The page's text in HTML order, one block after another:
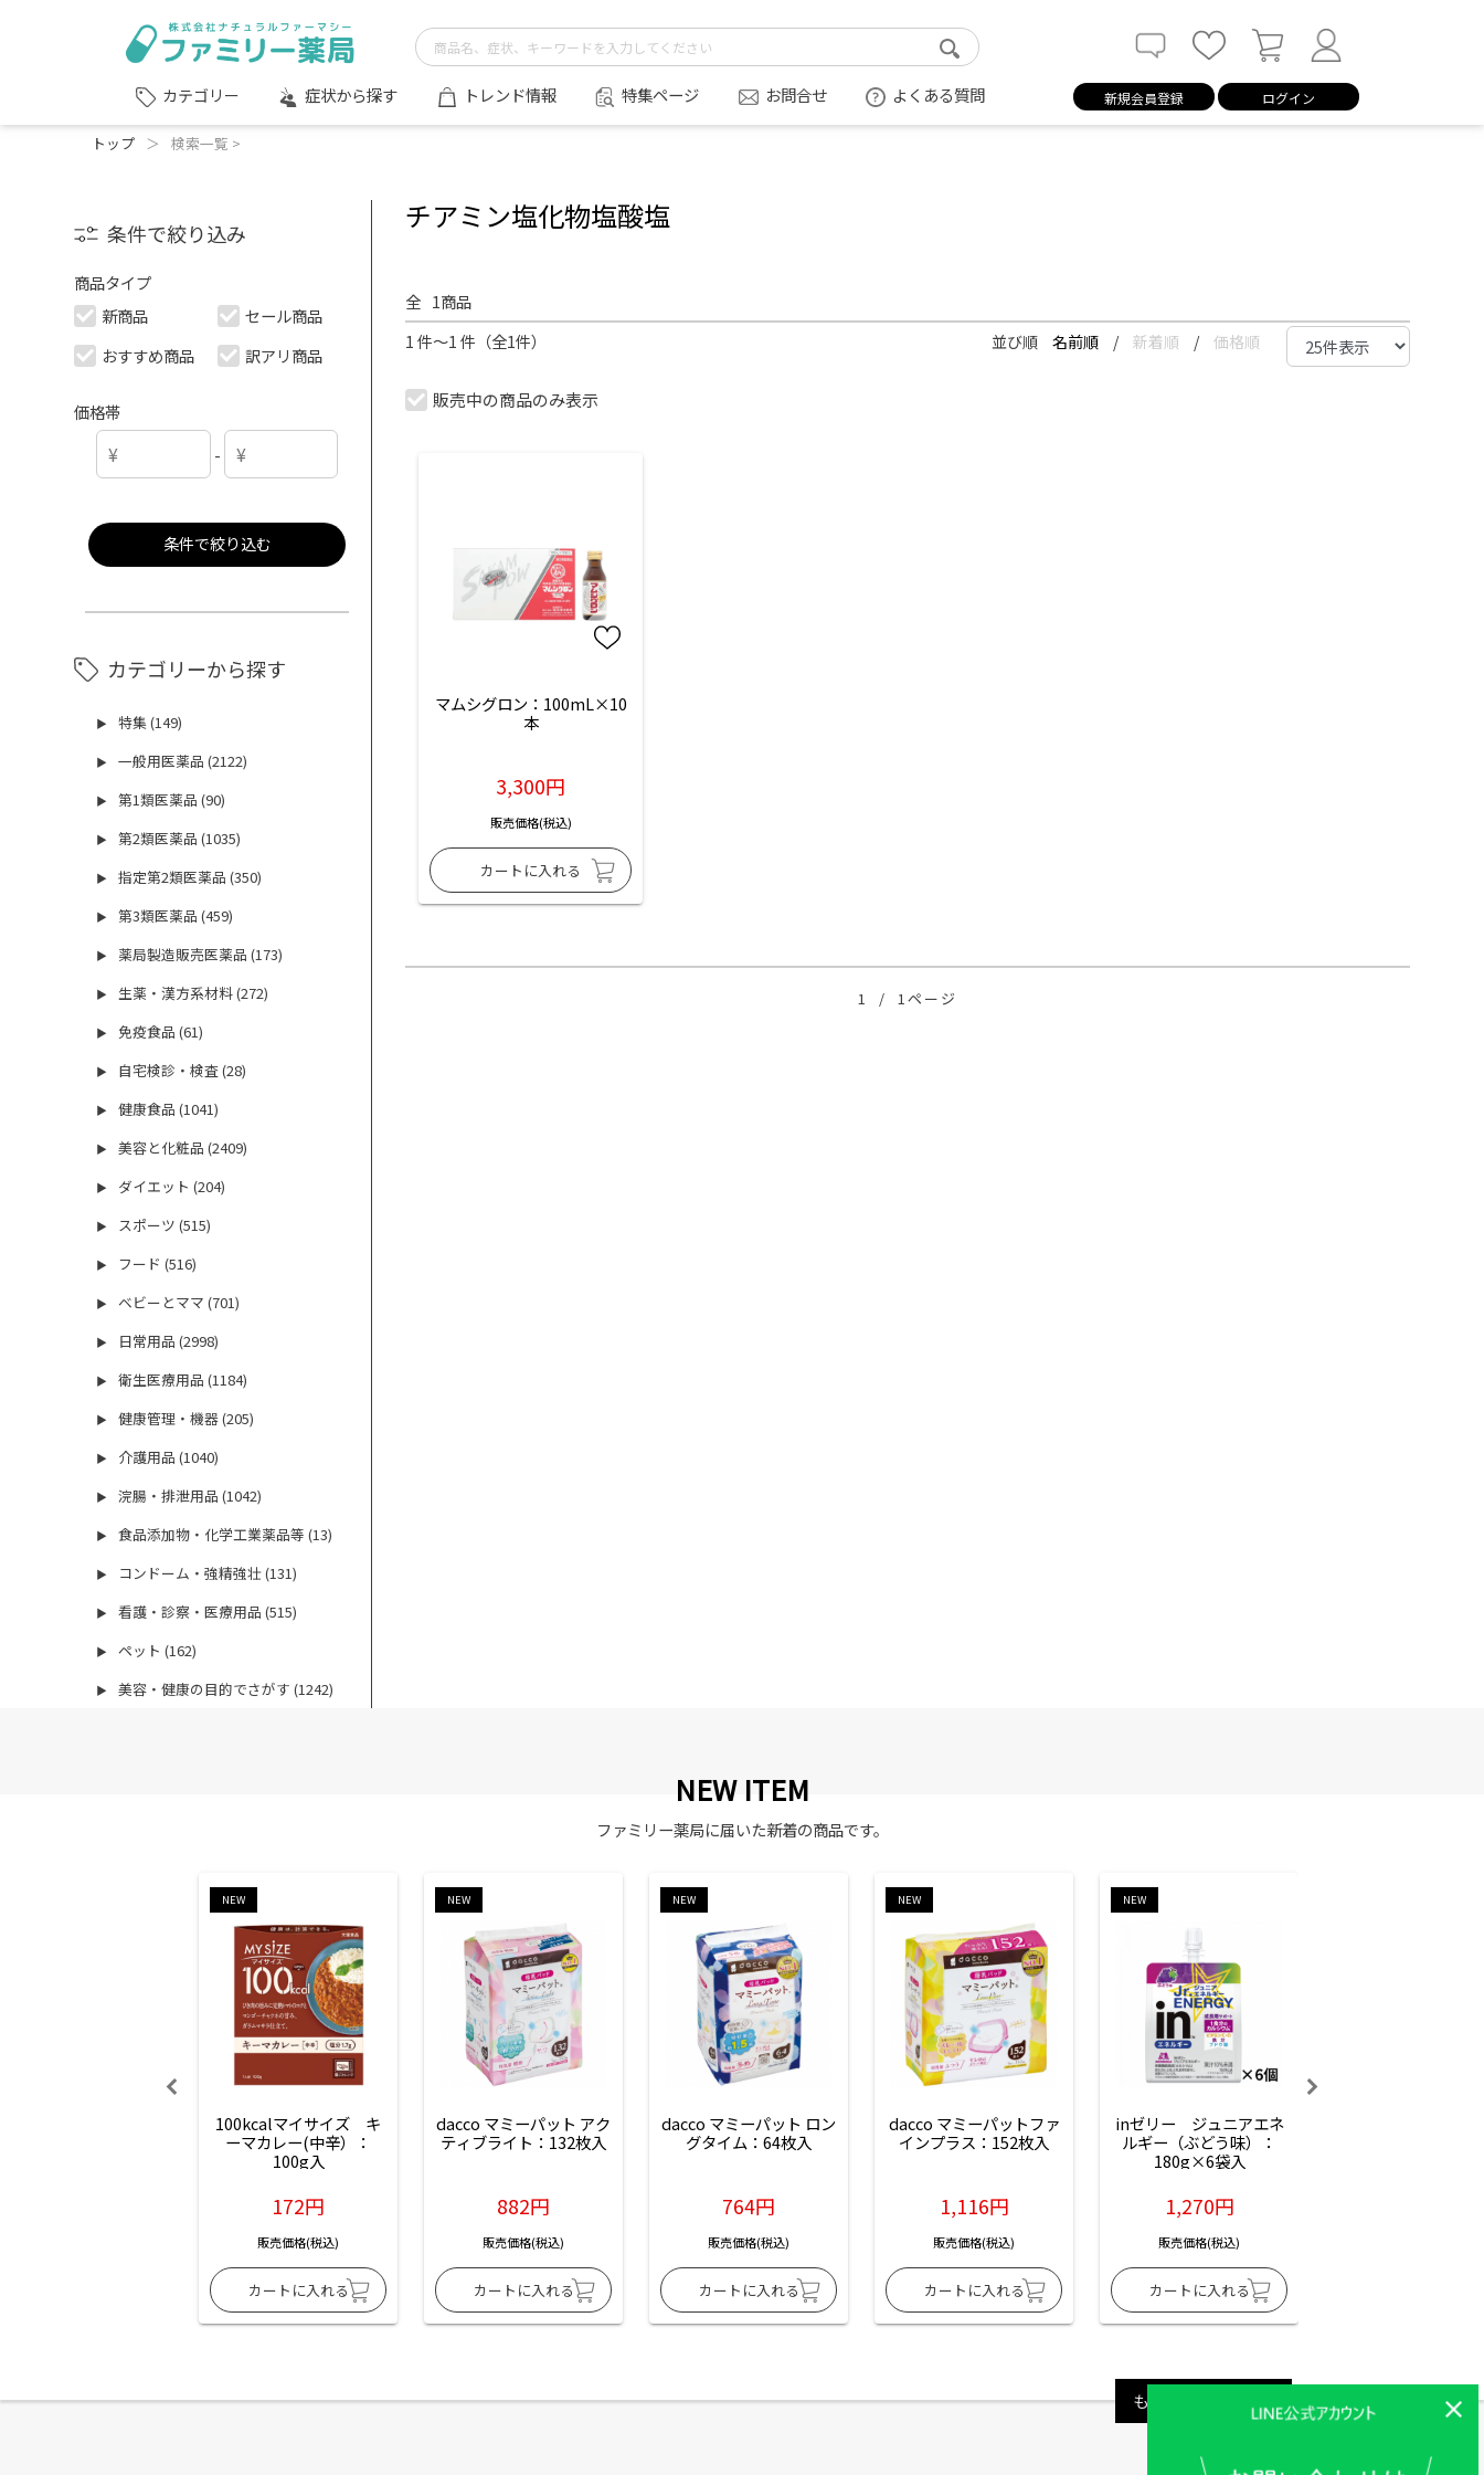
カテゴリー 症状から探す トレンド情報 特集ページ お問合せ よくある質問 新規会員登録 ログイン
トップ ＞ 検索一覧 >
条件で絞り込み
商品タイプ
新商品
セール商品
おすすめ商品
訳アリ商品
価格帯
-
条件で絞り込む
カテゴリーから探す
▶ 特集 (149)
▶ 一般用医薬品 (2122)
▶ 第1類医薬品 (90)
▶ 第2類医薬品 (1035)
▶ 指定第2類医薬品 (350)
▶ 第3類医薬品 (459)
▶ 薬局製造販売医薬品 (173)
▶ 生薬・漢方系材料 (272)
▶ 免疫食品 (61)
▶ 自宅検診・検査 (28)
▶ 健康食品 (1041)
▶ 美容と化粧品 (2409)
▶ ダイエット (204)
▶ スポーツ (515)
▶ フード (516)
▶ ベビーとママ (701)
▶ 日常用品 (2998)
▶ 衛生医療用品 (1184)
▶ 健康管理・機器 (205)
▶ 介護用品 (1040)
▶ 浣腸・排泄用品 (1042)
▶ 食品添加物・化学工業薬品等 (13)
▶ コンドーム・強精強壮 (131)
▶ 看護・診察・医療用品 (515)
▶ ペット (162)
▶ 美容・健康の目的でさがす (1242)
チアミン塩化物塩酸塩
全 1商品
1 件～1 件（全1件）
並び順 名前順 / 新着順 / 価格順
販売中の商品のみ表示
マムシグロン：100mL×10
本
3,300円
販売価格(税込)
1 / 1ページ
NEW ITEM
ファミリー薬局に届いた新着の商品です。
NEW
100kcalマイサイズ　キ
ーマカレー(中辛）：
100g入
172円
販売価格(税込)
NEW
dacco マミーパット アク
ティブライト：132枚入
882円
販売価格(税込)
NEW
dacco マミーパット ロン
グタイム：64枚入
764円
販売価格(税込)
NEW
dacco マミーパットファ
インプラス：152枚入
1,116円
販売価格(税込)
NEW
inゼリー　ジュニアエネ
ルギー（ぶどう味）：
180g×6袋入
1,270円
販売価格(税込)
もっと見る